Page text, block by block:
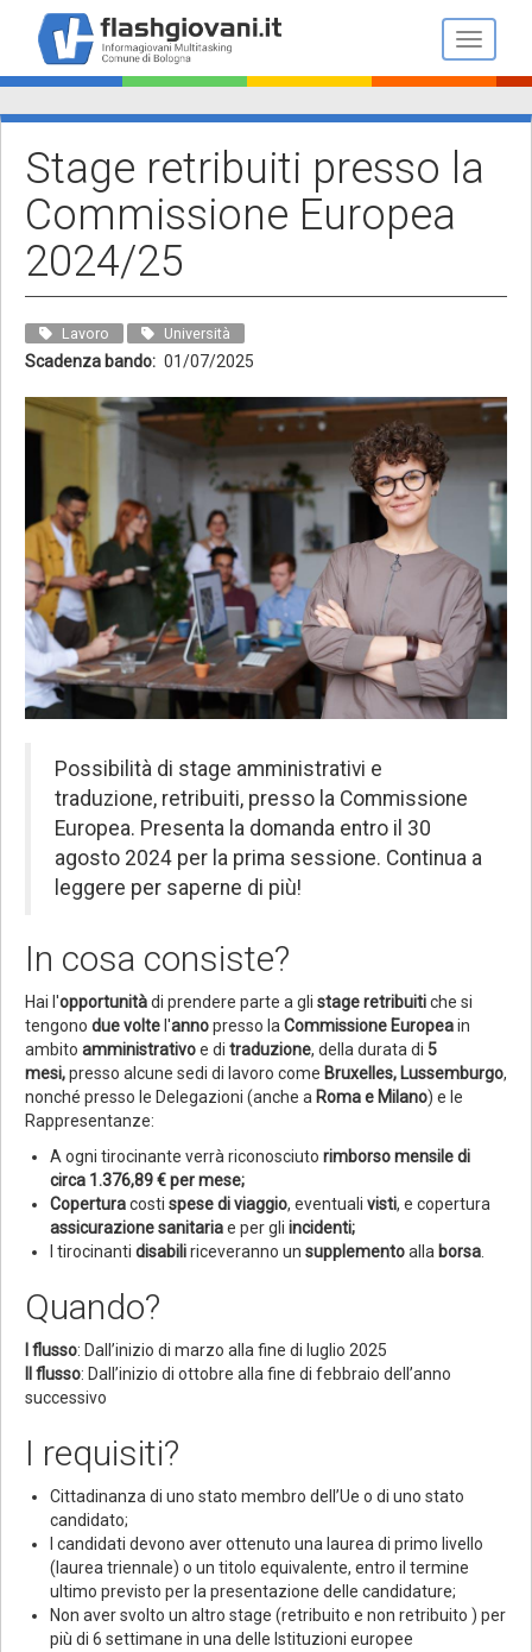
contenuto
principale
Toggle
Stage retribuiti presso la
Commissione Europea
2024/25
Lavoro Università
Scadenza bando 01/07/2025
Possibilità di stage amministrativi e
traduzione, retribuiti, presso la Commissione
Europea. Presenta la domanda entro il 30
agosto 2024 per la prima sessione. Continua a
leggere per saperne di più!
In cosa consiste?
Hai l'opportunitàdi prendere parte a gli stage retribuitiche si
tengono due volte l'annopresso la Commissione Europeain
ambito amministrativoe di traduzione, della durata di 5
mesi,presso alcune sedi di lavoro come Bruxelles, Lussemburgo,
nonché presso le Delegazioni (anche a Roma e Milano) e le
Rappresentanze:
A ogni tirocinante verrà riconosciuto rimborso mensile di
circa 1.376,89 € per mese;
Coperturacosti spese di viaggio, eventuali visti, e copertura
assicurazione sanitariae per gli incidenti;
I tirocinanti disabiliriceveranno un supplementoalla borsa
Quando?
I flusso: Dall’inizio di marzo alla fine di luglio 2025
II flusso: Dall’inizio di ottobre alla fine di febbraio dell’anno
successivo
I requisiti?
Cittadinanza di uno stato membro dell’Ue o di uno stato
candidato;
I candidati devono aver ottenuto una laurea di primo livello
(laurea triennale) o un titolo equivalente, entro il termine
ultimo previsto per la presentazione delle candidature;
Non aver svolto un altro stage (retribuito e non retribuito ) per
più di 6 settimane in una delle Istituzioni europee